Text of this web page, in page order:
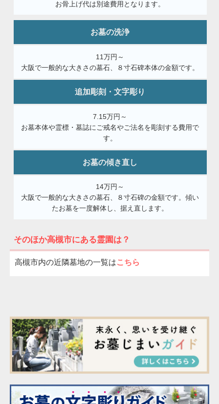
お骨上げ代は別途費用となります。
お墓の洗浄
11万円～
大阪で一般的な大きさの墓石、８寸石碑本体の金額です。
追加彫刻・文字彫り
7.15万円～
お墓本体や霊標・墓誌にご戒名やご法名を彫刻する費用で
す。
お墓の傾き直し
14万円～
大阪で一般的な大きさの墓石、８寸石碑の金額です。傾い
たお墓を一度解体し、据え直します。
そのほか高槻市にある霊園は？
高槻市内の近隣墓地の一覧はこちら